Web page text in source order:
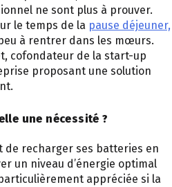
ne sont plus à prouver.
le temps de la pause déjeuner,
à rentrer dans les mœurs.
cofondateur de la start-up
proposant une solution
une nécessité ?
de recharger ses batteries en
un niveau d’énergie optimal
appréciée si la